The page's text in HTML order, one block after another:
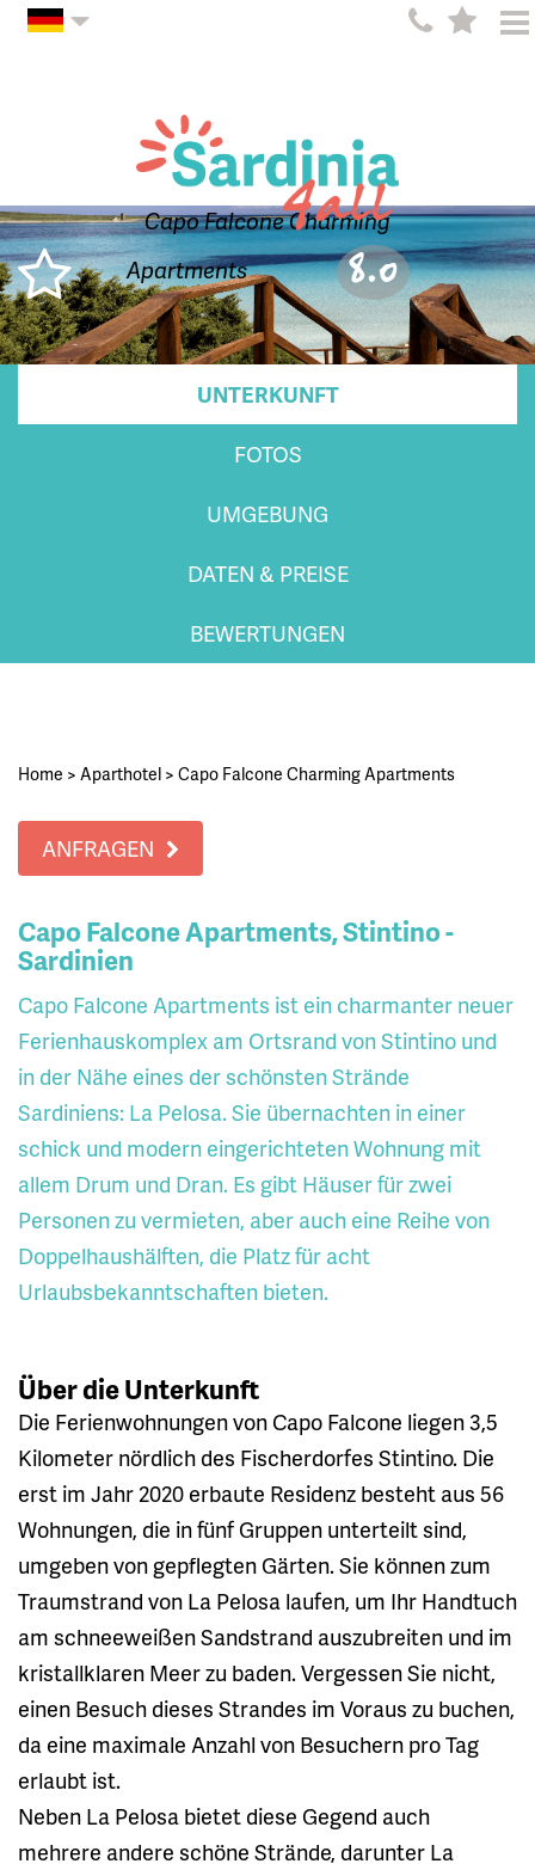
Capo Falcone Charming
Apartments
8.0
UNTERKUNFT
FOTOS
UMGEBUNG
DATEN & PREISE
BEWERTUNGEN
Home > Aparthotel > Capo Falcone Charming Apartments
ANFRAGEN
Capo Falcone Apartments, Stintino -
Sardinien
Capo Falcone Apartments ist ein charmanter neuer
Ferienhauskomplex am Ortsrand von Stintino und
in der Nähe eines der schönsten Strände
Sardiniens: La Pelosa. Sie übernachten in einer
schick und modern eingerichteten Wohnung mit
allem Drum und Dran. Es gibt Häuser für zwei
Personen zu vermieten, aber auch eine Reihe von
Doppelhaushälften, die Platz für acht
Urlaubsbekanntschaften bieten.
Über die Unterkunft
Die Ferienwohnungen von Capo Falcone liegen 3,5
Kilometer nördlich des Fischerdorfes Stintino. Die
erst im Jahr 2020 erbaute Residenz besteht aus 56
Wohnungen, die in fünf Gruppen unterteilt sind,
umgeben von gepflegten Gärten. Sie können zum
Traumstrand von La Pelosa laufen, um Ihr Handtuch
am schneeweißen Sandstrand auszubreiten und im
kristallklaren Meer zu baden. Vergessen Sie nicht,
einen Besuch dieses Strandes im Voraus zu buchen,
da eine maximale Anzahl von Besuchern pro Tag
erlaubt ist.
Neben La Pelosa bietet diese Gegend auch
mehrere andere schöne Strände, darunter La